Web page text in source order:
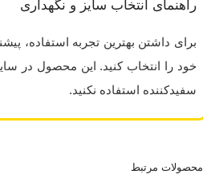
راهنمای انتخاب سایز و نگهداری
برای داشتن بهترین تجربه استفاده،
سفیدکننده استفاده نکنید.
محصولات مرتبط